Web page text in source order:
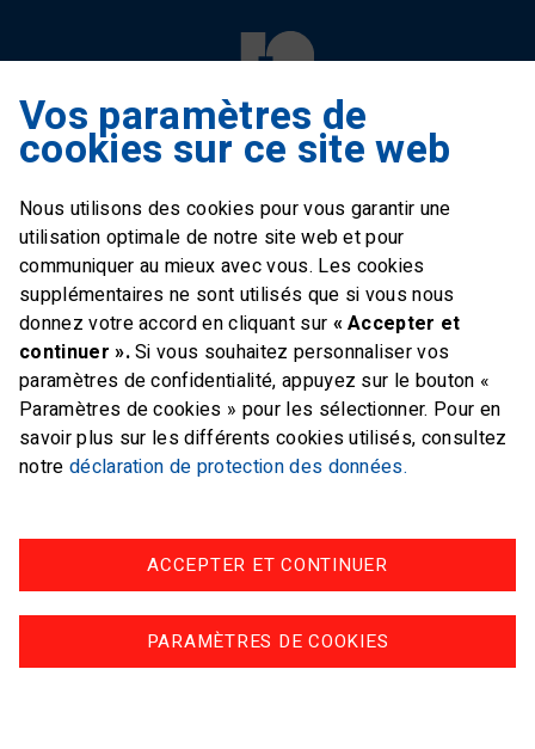
Swiss Sailing
Maison du Sport
Talgut-Zentrum 27
3063 Ittigen
Téléphone +41 31 359 72 66
admin@swiss-sailing.ch
Swiss Sailing Team
Industriestrasse 51
6312 Steinhausen
Vos paramètres de
cookies sur ce site web
Nous utilisons des cookies pour vous garantir une
utilisation optimale de notre site web et pour
communiquer au mieux avec vous. Les cookies
supplémentaires ne sont utilisés que si vous nous
donnez votre accord en cliquant sur « Accepter et
continuer ».Si vous souhaitez personnaliser vos
paramètres de confidentialité, appuyez sur le bouton «
Paramètres de cookies » pour les sélectionner. Pour en
savoir plus sur les différents cookies utilisés, consultez
notre déclaration de protection des données.
PARAMÈTRES DE COOKIES
ACCEPTER ET CONTINUER